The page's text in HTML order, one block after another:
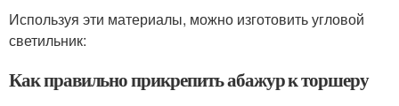
Используя эти материалы, можно изготовить угловой
светильник:
Как правильно прикрепить абажур к торшеру